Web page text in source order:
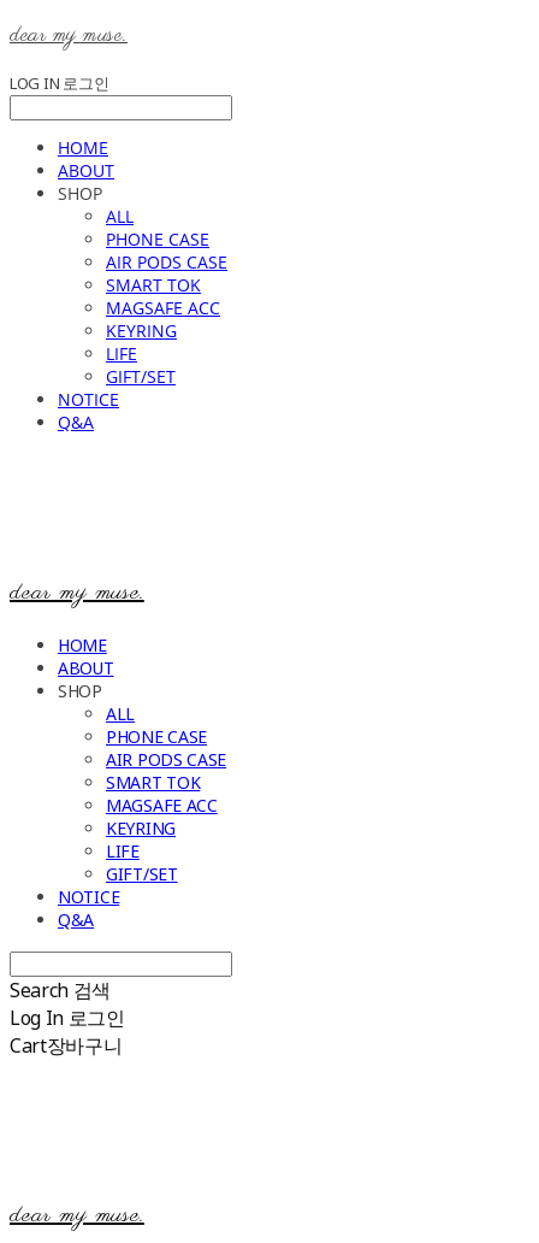
dear my muse.
LOG IN 로그인
HOME
ABOUT
SHOP
ALL
PHONE CASE
AIR PODS CASE
SMART TOK
MAGSAFE ACC
KEYRING
LIFE
GIFT/SET
NOTICE
Q&A
dear my muse.
HOME
ABOUT
SHOP
ALL
PHONE CASE
AIR PODS CASE
SMART TOK
MAGSAFE ACC
KEYRING
LIFE
GIFT/SET
NOTICE
Q&A
Search 검색
Log In 로그인
Cart장바구니
dear my muse.